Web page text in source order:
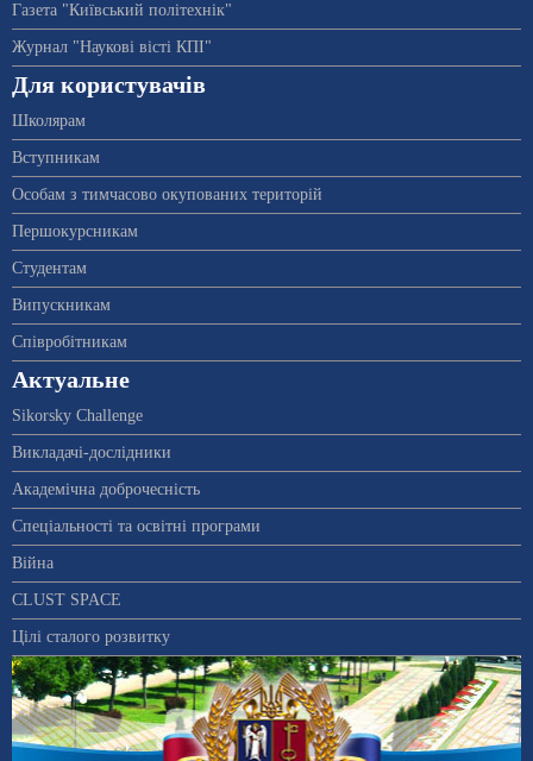
Газета "Київський політехнік"
Журнал "Наукові вісті КПІ"
Для користувачів
Школярам
Вступникам
Особам з тимчасово окупованих територій
Першокурсникам
Студентам
Випускникам
Співробітникам
Актуальне
Sikorsky Challenge
Викладачі-дослідники
Академічна доброчесність
Спеціальності та освітні програми
Війна
CLUST SPACE
Цілі сталого розвитку